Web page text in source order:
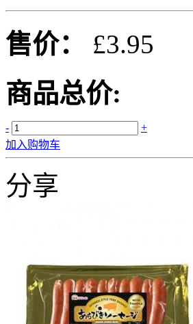
售价：
£3.95
商品总价:
-
+
加入购物车
分享